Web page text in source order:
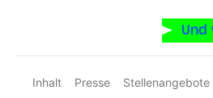
Und
Inhalt Presse Stellenangebote